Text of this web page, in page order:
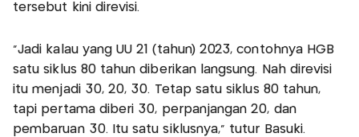
tersebut kini direvisi.
"Jadi kalau yang UU 21 (tahun) 2023, contohnya HGB
satu siklus 80 tahun diberikan langsung. Nah direvisi
itu menjadi 30, 20, 30. Tetap satu siklus 80 tahun,
tapi pertama diberi 30, perpanjangan 20, dan
pembaruan 30. Itu satu siklusnya," tutur Basuki.